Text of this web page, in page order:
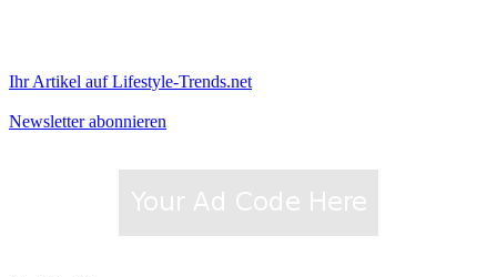
Ihr Artikel auf Lifestyle-Trends.net
Newsletter abonnieren